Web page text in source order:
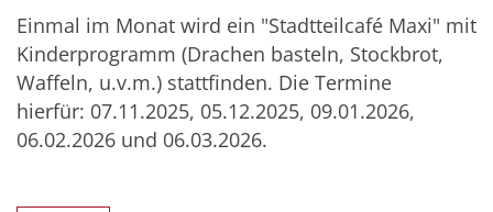
Einmal im Monat wird ein "Stadtteilcafé Maxi" mit
Kinderprogramm (Drachen basteln, Stockbrot,
Waffeln, u.v.m.) stattfinden. Die Termine
hierfür: 07.11.2025, 05.12.2025, 09.01.2026,
06.02.2026 und 06.03.2026.